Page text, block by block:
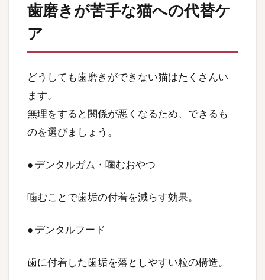
歯磨きが苦手な猫への代替ケ
ア
どうしても歯磨きができない猫はたくさんい
ます。
無理をすると関係が悪くなるため、できるも
のを選びましょう。
● デンタルガム・噛むおやつ
噛むことで歯垢の付着を減らす効果。
● デンタルフード
歯に付着した歯垢を落としやすい粒の構造。